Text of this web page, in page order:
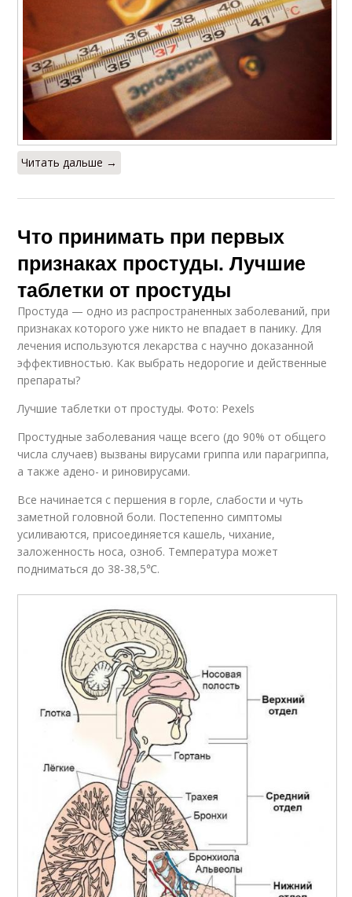
Читать дальше →
Что принимать при первых
признаках простуды. Лучшие
таблетки от простуды
Простуда — одно из распространенных заболеваний, при
признаках которого уже никто не впадает в панику. Для
лечения используются лекарства с научно доказанной
эффективностью. Как выбрать недорогие и действенные
препараты?
Лучшие таблетки от простуды. Фото: Pexels
Простудные заболевания чаще всего (до 90% от общего
числа случаев) вызваны вирусами гриппа или парагриппа,
а также адено- и риновирусами.
Все начинается с першения в горле, слабости и чуть
заметной головной боли. Постепенно симптомы
усиливаются, присоединяется кашель, чихание,
заложенность носа, озноб. Температура может
подниматься до 38-38,5℃.